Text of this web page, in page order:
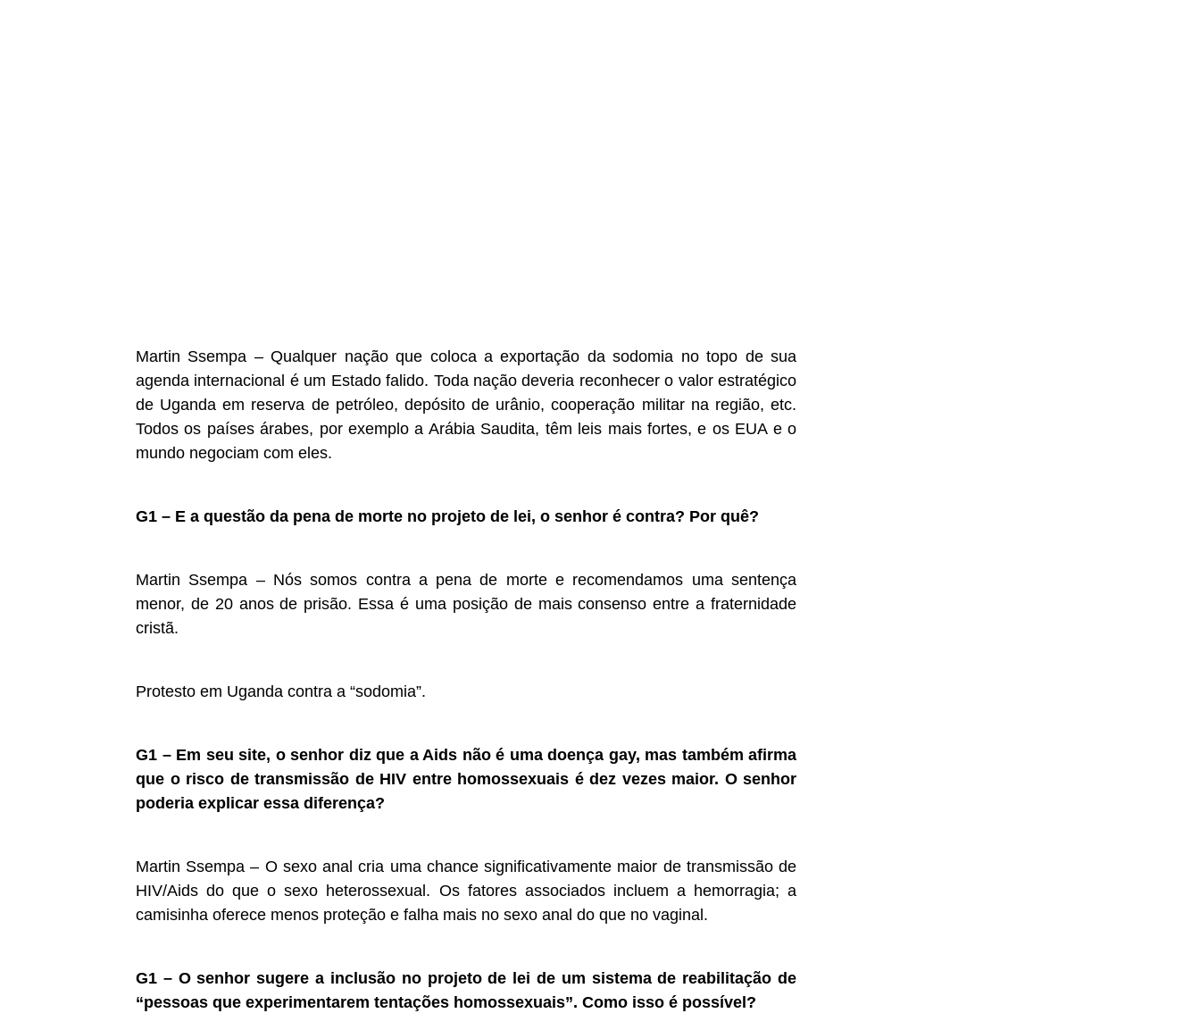
Martin Ssempa – Qualquer nação que coloca a exportação da sodomia no topo de sua
agenda internacional é um Estado falido. Toda nação deveria reconhecer o valor estratégico
de Uganda em reserva de petróleo, depósito de urânio, cooperação militar na região, etc.
Todos os países árabes, por exemplo a Arábia Saudita, têm leis mais fortes, e os EUA e o
mundo negociam com eles.
G1 – E a questão da pena de morte no projeto de lei, o senhor é contra? Por quê?
Martin Ssempa – Nós somos contra a pena de morte e recomendamos uma sentença
menor, de 20 anos de prisão. Essa é uma posição de mais consenso entre a fraternidade
cristã.
Protesto em Uganda contra a “sodomia”.
G1 – Em seu site, o senhor diz que a Aids não é uma doença gay, mas também afirma
que o risco de transmissão de HIV entre homossexuais é dez vezes maior. O senhor
poderia explicar essa diferença?
Martin Ssempa – O sexo anal cria uma chance significativamente maior de transmissão de
HIV/Aids do que o sexo heterossexual. Os fatores associados incluem a hemorragia; a
camisinha oferece menos proteção e falha mais no sexo anal do que no vaginal.
G1 – O senhor sugere a inclusão no projeto de lei de um sistema de reabilitação de
“pessoas que experimentarem tentações homossexuais”. Como isso é possível?